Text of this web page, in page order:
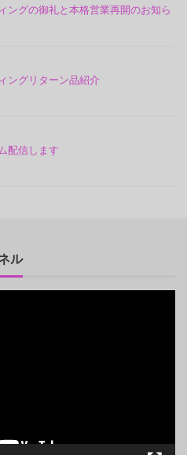
ングの御礼と本格営業再開のお知ら
ングリターン品紹介
配信します
ル